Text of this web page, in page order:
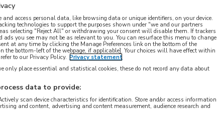
BRANCHE
Instelling/tehuis
and access personal data, like browsing data or unique identifiers, on your device.
technologies to support the purposes shown under "we and our partners
selecting "Reject All" or withdrawing your consent will disable them. If trackers
ads you see may not be as relevant to you. You can resurface this menu to change
at any time by clicking the Manage Preferences link on the bottom of the
the bottom-left of the webpage, if applicable]. Your choices will have effect within
to our Privacy Policy. Privacy statement
only place essential and statistical cookies, these do not record any data about
data to provide:
scan device characteristics for identification. Store and/or access information
and content, advertising and content measurement, audience research and